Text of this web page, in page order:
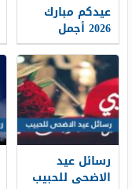
عيدكم مبارك
2026 أجمل
كلمات وعبارات
وصور تهنئة
عيد الاضحى
1448
رسائل عيد
الاضحى للحبيب